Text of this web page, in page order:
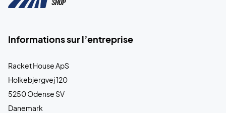
Informations sur l’entreprise
Racket House ApS
Holkebjergvej 120
5250 Odense SV
Danemark